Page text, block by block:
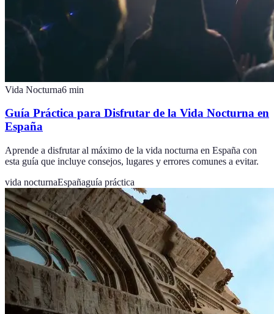
Vida Nocturna6 min
Guía Práctica para Disfrutar de la Vida Nocturna en
España
Aprende a disfrutar al máximo de la vida nocturna en España con
esta guía que incluye consejos, lugares y errores comunes a evitar.
vida nocturnaEspañaguía práctica